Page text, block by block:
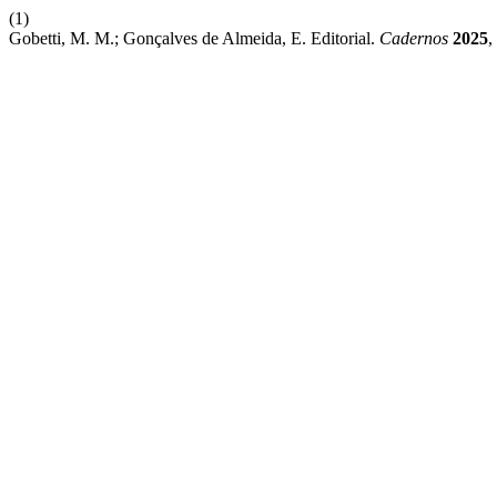
(1)
Gobetti, M. M.; Gonçalves de Almeida, E. Editorial. Cadernos 2025,